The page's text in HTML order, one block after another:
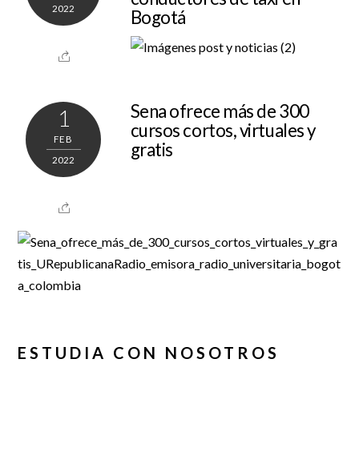
2022
Bogotá
1
FEB
2022
Sena ofrece más de 300
cursos cortos, virtuales y
gratis
ESTUDIA CON NOSOTROS